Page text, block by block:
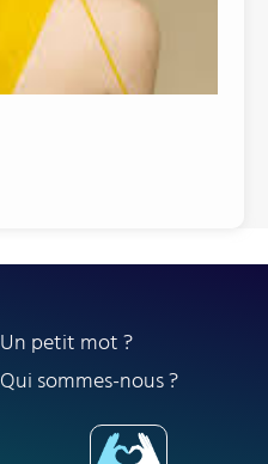
Un petit mot ?
Qui sommes-nous ?